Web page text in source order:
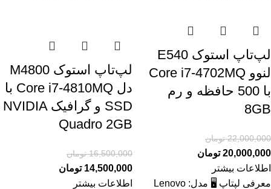
لپ‌تاپ استوک E540
لنوو Core i7-4702MQ
با 500 حافظه و رم
8GB
22,000,000 تومان
20,000,000 تومان
اطلاعات بیشتر
معرفی لپتاپ 🖥️ مدل: Lenovo
لپ‌تاپ استوک M4800
دل Core i7-4810MQ با
SSD و گرافیک NVIDIA
Quadro 2GB
16,500,000 تومان
14,500,000 تومان
اطلاعات بیشتر